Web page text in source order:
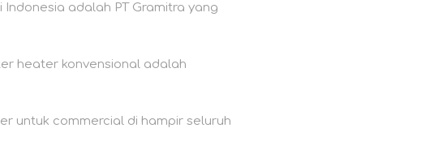
adalah PT Gramitra yang
heater konvensional adalah
untuk commercial di hampir seluruh